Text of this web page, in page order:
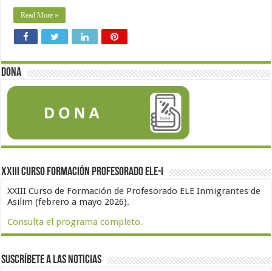
Read More »
Dona
XXIII Curso formación profesorado ELE-I
XXIII Curso de Formación de Profesorado ELE Inmigrantes de
Asilim (febrero a mayo 2026).
Consulta el programa completo.
Suscríbete a las noticias